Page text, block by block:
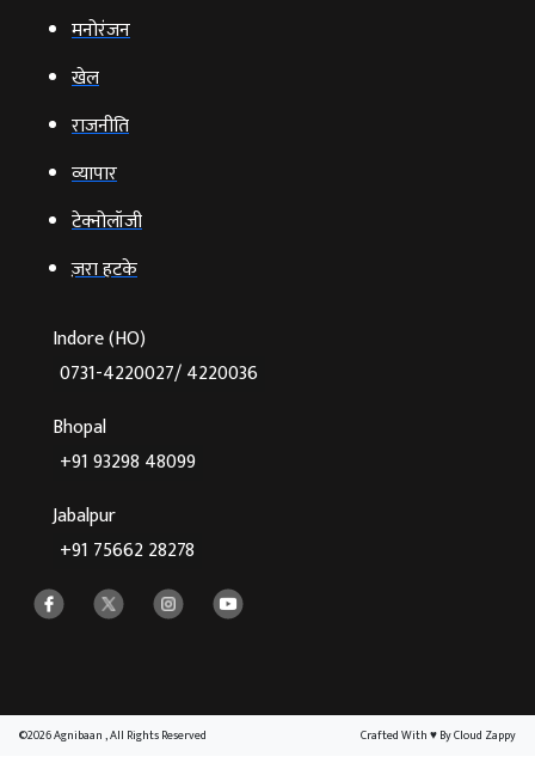
मनोरंजन
खेल
राजनीति
व्‍यापार
टेक्‍नोलॉजी
ज़रा हटके
Indore (HO)
0731-4220027/ 4220036
Bhopal
+91 93298 48099
Jabalpur
+91 75662 28278
©2026 Agnibaan , All Rights Reserved Crafted With♥By Cloud Zappy